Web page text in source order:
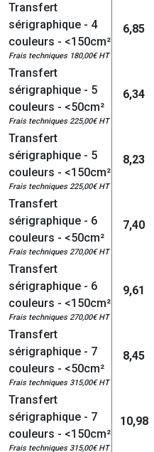
Transfert
sérigraphique - 4
couleurs - <150cm²
Frais techniques 180,00€ HT
6,85
Transfert
sérigraphique - 5
couleurs - <50cm²
Frais techniques 225,00€ HT
6,34
Transfert
sérigraphique - 5
couleurs - <150cm²
Frais techniques 225,00€ HT
8,23
Transfert
sérigraphique - 6
couleurs - <50cm²
Frais techniques 270,00€ HT
7,40
Transfert
sérigraphique - 6
couleurs - <150cm²
Frais techniques 270,00€ HT
9,61
Transfert
sérigraphique - 7
couleurs - <50cm²
Frais techniques 315,00€ HT
8,45
Transfert
sérigraphique - 7
couleurs - <150cm²
Frais techniques 315,00€ HT
10,98